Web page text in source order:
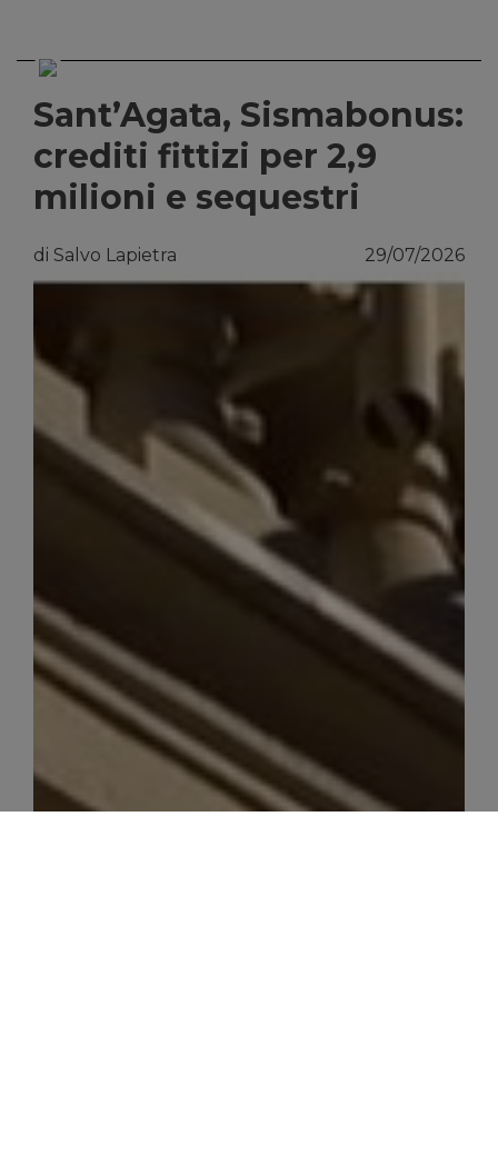
Sant’Agata, Sismabonus:
crediti fittizi per 2,9
milioni e sequestri
di Salvo Lapietra 29/07/2026